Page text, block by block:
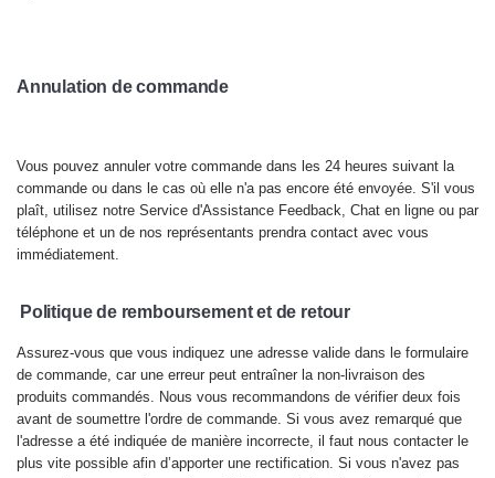
Annulation de commande
Vous pouvez annuler votre commande dans les 24 heures suivant la
commande ou dans le cas où elle n'a pas encore été envoyée. S'il vous
plaît, utilisez notre Service d'Assistance Feedback, Chat en ligne ou par
téléphone et un de nos représentants prendra contact avec vous
immédiatement.
Politique de remboursement et de retour
Assurez-vous que vous indiquez une adresse valide dans le formulaire
de commande, car une erreur peut entraîner la non-livraison des
produits commandés. Nous vous recommandons de vérifier deux fois
avant de soumettre l'ordre de commande. Si vous avez remarqué que
l'adresse a été indiquée de manière incorrecte, il faut nous contacter le
plus vite possible afin d’apporter une rectification. Si vous n'avez pas